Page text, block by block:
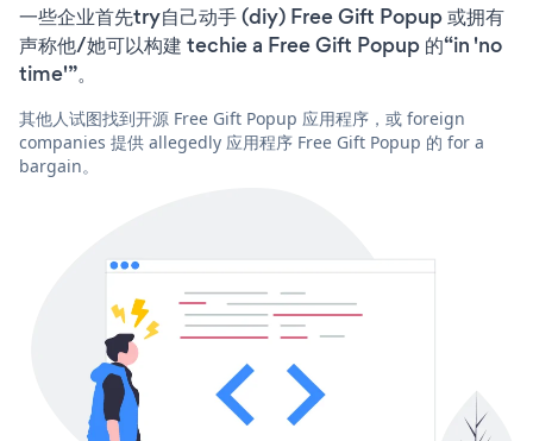
一些企业首先try自己动手 (diy) Free Gift Popup 或拥有
声称他/她可以构建 techie a Free Gift Popup 的“in 'no
time'”。
其他人试图找到开源 Free Gift Popup 应用程序，或 foreign
companies 提供 allegedly 应用程序 Free Gift Popup 的 for a
bargain。